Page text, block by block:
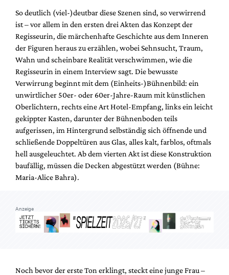
So deutlich (viel-)deutbar diese Szenen sind, so verwirrend
ist – vor allem in den ersten drei Akten das Konzept der
Regisseurin, die märchenhafte Geschichte aus dem Inneren
der Figuren heraus zu erzählen, wobei Sehnsucht, Traum,
Wahn und scheinbare Realität verschwimmen, wie die
Regisseurin in einem Interview sagt. Die bewusste
Verwirrung beginnt mit dem (Einheits-)Bühnenbild: ein
unwirtlicher 50er- oder 60er-Jahre-Raum mit künstlichen
Oberlichtern, rechts eine Art Hotel-Empfang, links ein leicht
gekippter Kasten, darunter der Bühnenboden teils
aufgerissen, im Hintergrund selbständig sich öffnende und
schließende Doppeltüren aus Glas, alles kalt, farblos, oftmals
hell ausgeleuchtet. Ab dem vierten Akt ist diese Konstruktion
baufällig, müssen die Decken abgestützt werden (Bühne:
Maria-Alice Bahra).
Anzeige
Noch bevor der erste Ton erklingt, steckt eine junge Frau –